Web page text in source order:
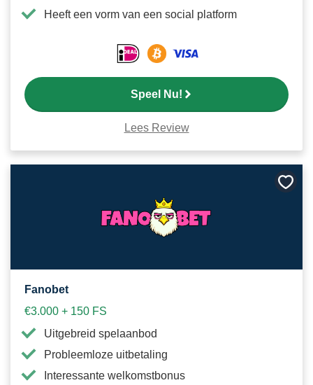
Heeft een vorm van een social platform
Speel Nu!
Lees Review
Fanobet
€3.000 + 150 FS
Uitgebreid spelaanbod
Probleemloze uitbetaling
Interessante welkomstbonus